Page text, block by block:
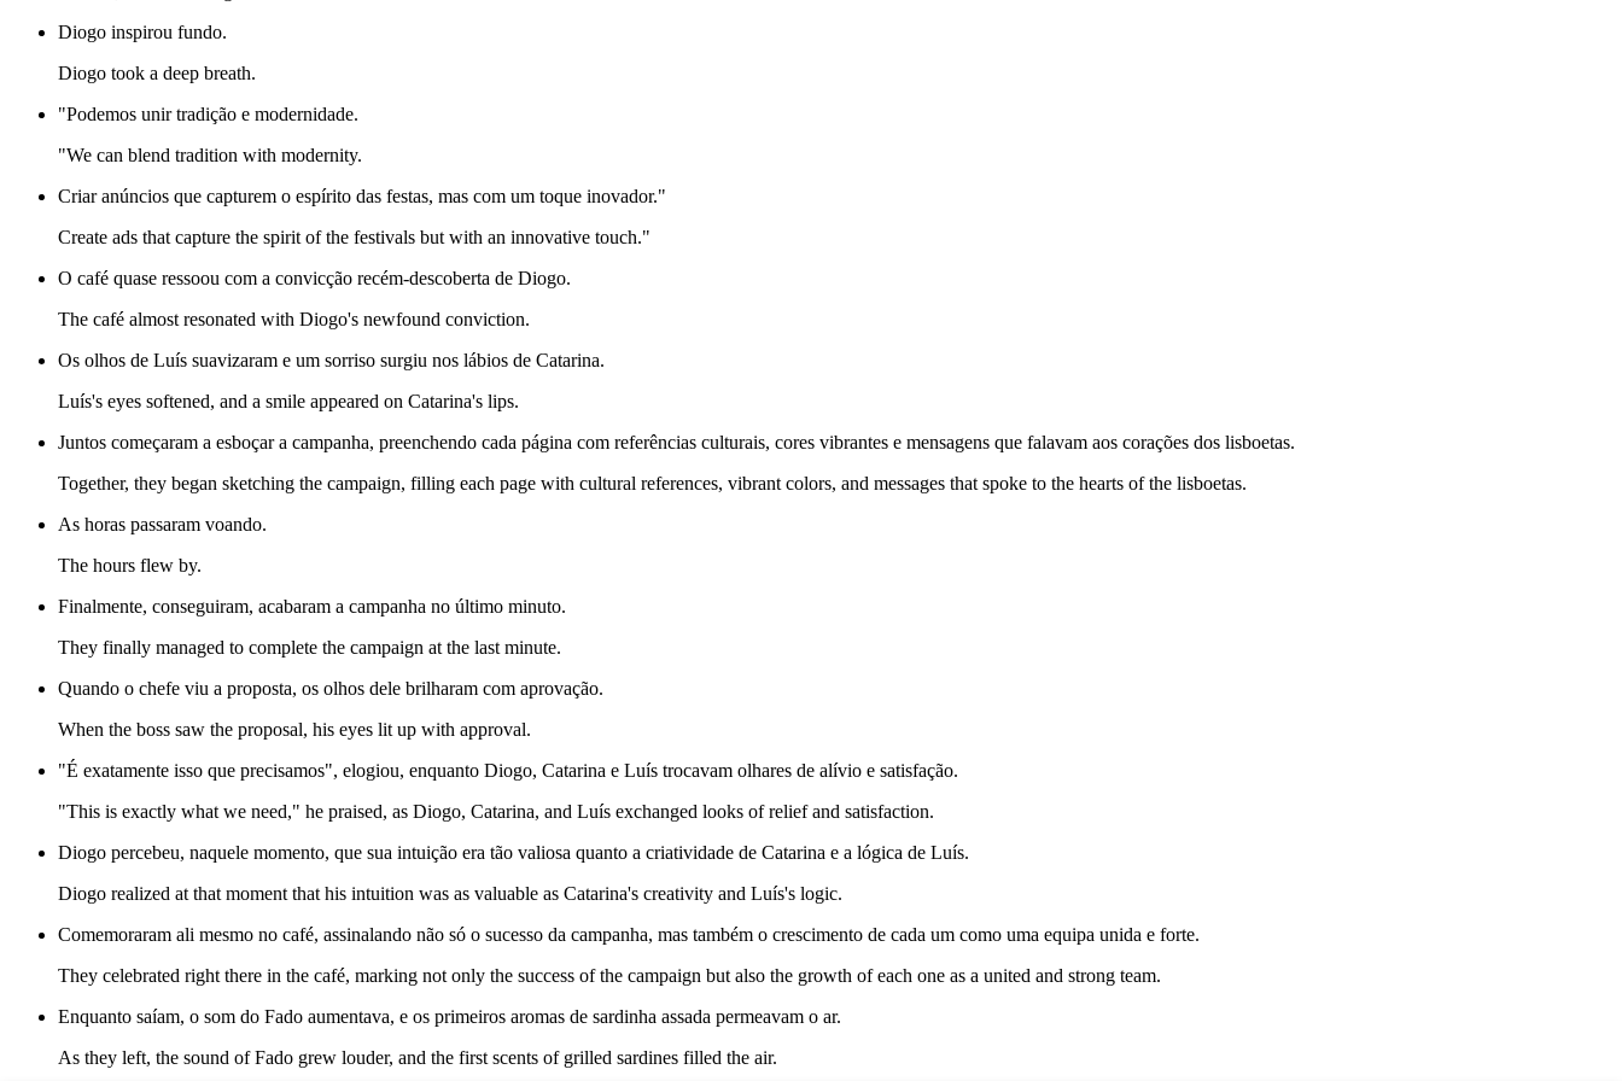
Diogo inspirou fundo.
Diogo took a deep breath.
"Podemos unir tradição e modernidade.
"We can blend tradition with modernity.
Criar anúncios que capturem o espírito das festas, mas com um toque inovador."
Create ads that capture the spirit of the festivals but with an innovative touch."
O café quase ressoou com a convicção recém-descoberta de Diogo.
The café almost resonated with Diogo's newfound conviction.
Os olhos de Luís suavizaram e um sorriso surgiu nos lábios de Catarina.
Luís's eyes softened, and a smile appeared on Catarina's lips.
Juntos começaram a esboçar a campanha, preenchendo cada página com referências culturais, cores vibrantes e mensagens que falavam aos corações dos lisboetas.
Together, they began sketching the campaign, filling each page with cultural references, vibrant colors, and messages that spoke to the hearts of the lisboetas.
As horas passaram voando.
The hours flew by.
Finalmente, conseguiram, acabaram a campanha no último minuto.
They finally managed to complete the campaign at the last minute.
Quando o chefe viu a proposta, os olhos dele brilharam com aprovação.
When the boss saw the proposal, his eyes lit up with approval.
"É exatamente isso que precisamos", elogiou, enquanto Diogo, Catarina e Luís trocavam olhares de alívio e satisfação.
"This is exactly what we need," he praised, as Diogo, Catarina, and Luís exchanged looks of relief and satisfaction.
Diogo percebeu, naquele momento, que sua intuição era tão valiosa quanto a criatividade de Catarina e a lógica de Luís.
Diogo realized at that moment that his intuition was as valuable as Catarina's creativity and Luís's logic.
Comemoraram ali mesmo no café, assinalando não só o sucesso da campanha, mas também o crescimento de cada um como uma equipa unida e forte.
They celebrated right there in the café, marking not only the success of the campaign but also the growth of each one as a united and strong team.
Enquanto saíam, o som do Fado aumentava, e os primeiros aromas de sardinha assada permeavam o ar.
As they left, the sound of Fado grew louder, and the first scents of grilled sardines filled the air.